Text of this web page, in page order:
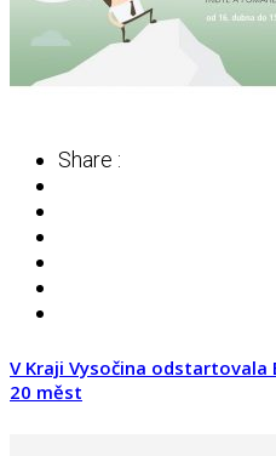
Share :
V Kraji Vysočina odstartovala
20 měst